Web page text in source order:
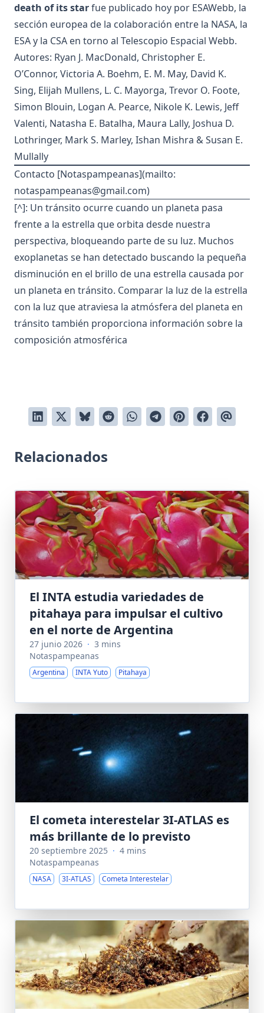
death of its starfue publicado hoy por ESAWebb, la
sección europea de la colaboración entre la NASA, la
ESA y la CSA en torno al Telescopio Espacial Webb.
Autores: Ryan J. MacDonald, Christopher E.
O’Connor, Victoria A. Boehm, E. M. May, David K.
Sing, Elijah Mullens, L. C. Mayorga, Trevor O. Foote,
Simon Blouin, Logan A. Pearce, Nikole K. Lewis, Jeff
Valenti, Natasha E. Batalha, Maura Lally, Joshua D.
Lothringer, Mark S. Marley, Ishan Mishra & Susan E.
Mullally
Contacto [Notaspampeanas](mailto:
notaspampeanas@gmail.com)
[^]: Un tránsito ocurre cuando un planeta pasa
frente a la estrella que orbita desde nuestra
perspectiva, bloqueando parte de su luz. Muchos
exoplanetas se han detectado buscando la pequeña
disminución en el brillo de una estrella causada por
un planeta en tránsito. Comparar la luz de la estrella
con la luz que atraviesa la atmósfera del planeta en
tránsito también proporciona información sobre la
composición atmosférica
Relacionados
El INTA estudia variedades de
pitahaya para impulsar el cultivo
en el norte de Argentina
27 junio 2026 · 3 mins
Notaspampeanas
Argentina INTA Yuto Pitahaya
El cometa interestelar 3I-ATLAS es
más brillante de lo previsto
20 septiembre 2025 · 4 mins
Notaspampeanas
NASA 3I-ATLAS Cometa Interestelar